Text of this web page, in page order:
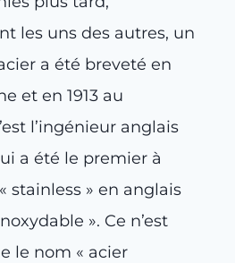
les uns des autres, un
a été breveté en
et en 1913 au
l’ingénieur anglais
a été le premier à
stainless » en anglais
». Ce n’est
le nom « acier